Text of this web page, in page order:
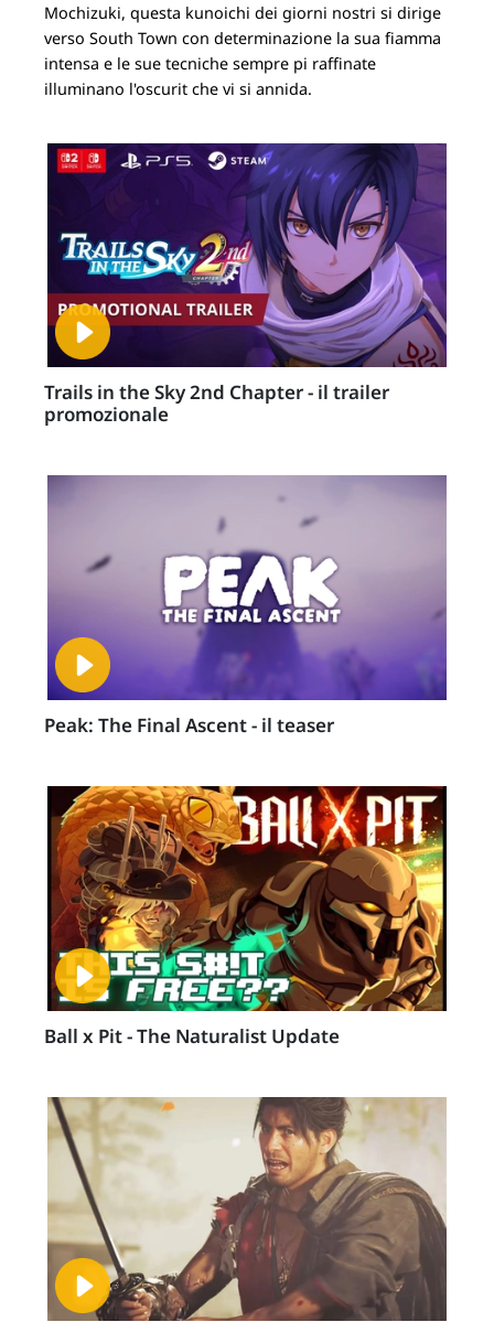
Mochizuki, questa kunoichi dei giorni nostri si dirige
verso South Town con determinazione la sua fiamma
intensa e le sue tecniche sempre pi raffinate
illuminano l'oscurit che vi si annida.
Trails in the Sky 2nd Chapter - il trailer
promozionale
Peak: The Final Ascent - il teaser
Ball x Pit - The Naturalist Update